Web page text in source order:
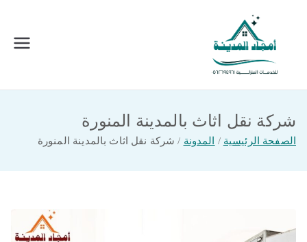
المحتوى
امجاد المدينة للخدمات المنزلية
شركة نقل اثاث بالمدينة المنورة
الصفحة الرئيسية المدونة شركة نقل اثاث بالمدينة المنورة